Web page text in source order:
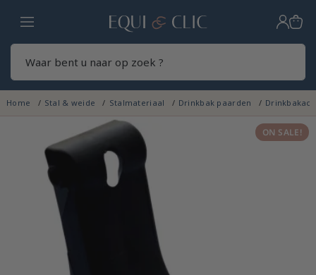
Home
Home Stal & weide Stalmateriaal Drinkbak paarden
ON SALE!